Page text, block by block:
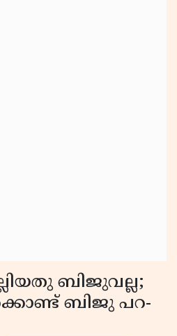
ബി­ജുവല്ല;
ബി­ജു പ­റ­